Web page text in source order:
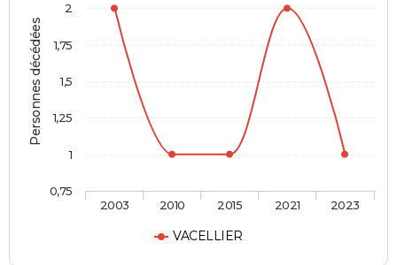
Personnes décédées
VACELLIER
2003 2010 2015 2021 2023
0,75
1
1,25
1,5
1,75
2